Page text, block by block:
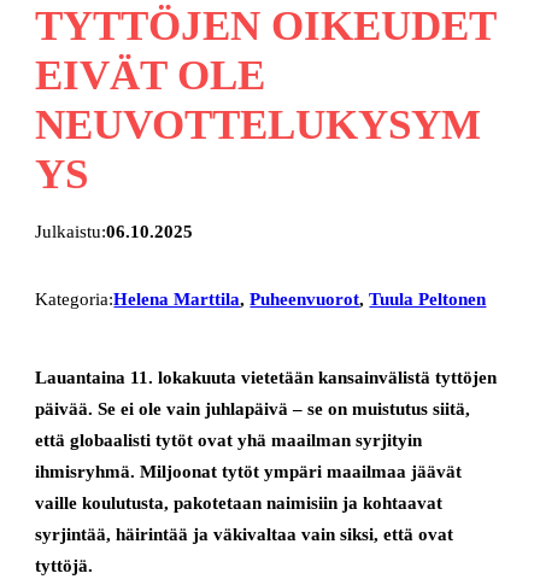
TYTTÖJEN OIKEUDET
EIVÄT OLE
NEUVOTTELUKYSYM
YS
Julkaistu:06.10.2025
Kategoria:Helena Marttila, Puheenvuorot, Tuula Peltonen
Lauantaina 11. lokakuuta vietetään kansainvälistä tyttöjen
päivää. Se ei ole vain juhlapäivä – se on muistutus siitä,
että globaalisti tytöt ovat yhä maailman syrjityin
ihmisryhmä. Miljoonat tytöt ympäri maailmaa jäävät
vaille koulutusta, pakotetaan naimisiin ja kohtaavat
syrjintää, häirintää ja väkivaltaa vain siksi, että ovat
tyttöjä.